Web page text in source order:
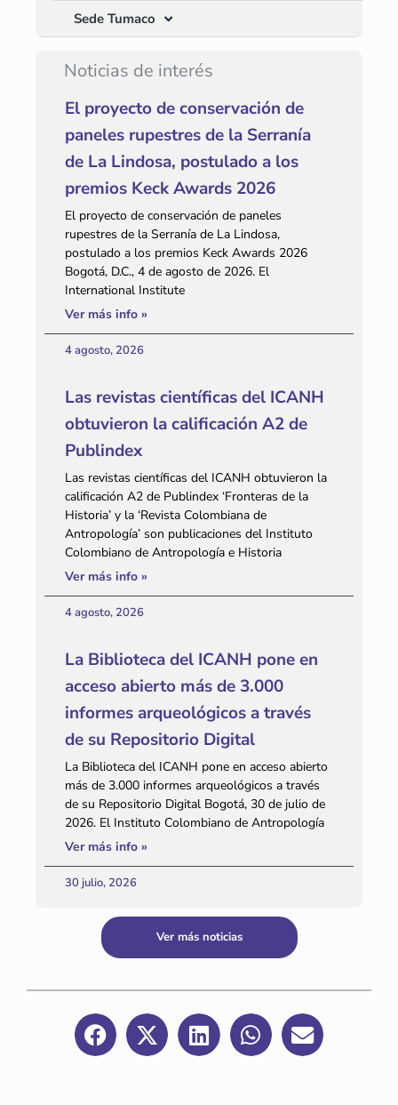
Sede Tumaco
Noticias de interés
El proyecto de conservación de
paneles rupestres de la Serranía
de La Lindosa, postulado a los
premios Keck Awards 2026
El proyecto de conservación de paneles
rupestres de la Serranía de La Lindosa,
postulado a los premios Keck Awards 2026
Bogotá, D.C., 4 de agosto de 2026. El
International Institute
Ver más info »
4 agosto, 2026
Las revistas científicas del ICANH
obtuvieron la calificación A2 de
Publindex
Las revistas científicas del ICANH obtuvieron la
calificación A2 de Publindex ‘Fronteras de la
Historia’ y la ‘Revista Colombiana de
Antropología’ son publicaciones del Instituto
Colombiano de Antropología e Historia
Ver más info »
4 agosto, 2026
La Biblioteca del ICANH pone en
acceso abierto más de 3.000
informes arqueológicos a través
de su Repositorio Digital
La Biblioteca del ICANH pone en acceso abierto
más de 3.000 informes arqueológicos a través
de su Repositorio Digital Bogotá, 30 de julio de
2026. El Instituto Colombiano de Antropología
Ver más info »
30 julio, 2026
Ver más noticias